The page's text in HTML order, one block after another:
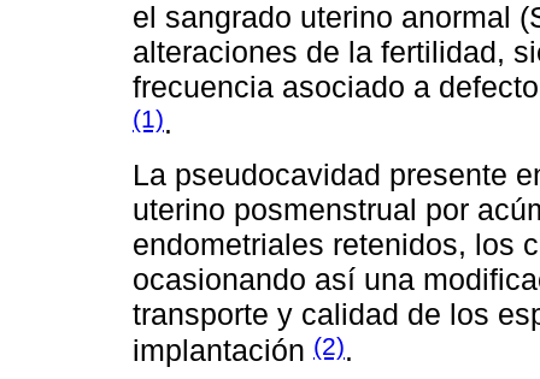
el sangrado uterino anormal
alteraciones de la fertilidad,
frecuencia asociado a
(1).
La pseudocavidad presente
uterino posmenstrual por
endometriales retenidos, los
ocasionando así una
transporte y calidad de los
implantación (2).